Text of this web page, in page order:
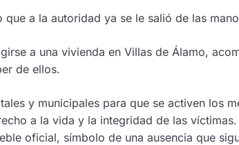
a la autoridad ya se le salió de las
a una vivienda en Villas de Álamo,
de ellos.
y municipales para que se activen los
a la vida y la integridad de las víctimas.
oficial, símbolo de una ausencia que